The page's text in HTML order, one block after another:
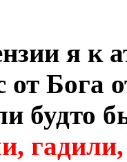
я к
от Бога
будто